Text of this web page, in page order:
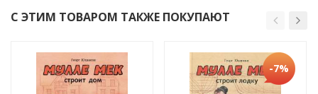
С ЭТИМ ТОВАРОМ ТАКЖЕ ПОКУПАЮТ
-7%